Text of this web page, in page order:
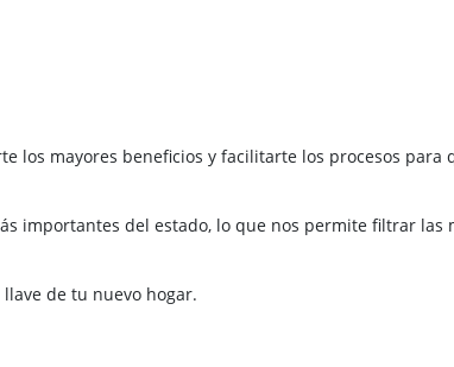
los mayores beneficios y facilitarte los procesos
importantes del estado, lo que nos permite filtrar las
de tu nuevo hogar.